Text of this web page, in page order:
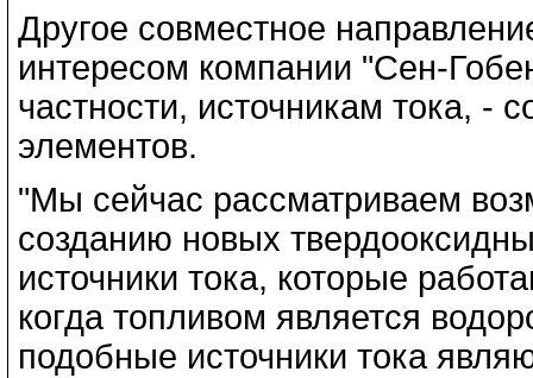
Другое совместное
интересом компании "Сен-
частности, источникам тока, -
элементов.
"Мы сейчас рассматриваем
созданию новых
источники тока, которые
когда топливом является
подобные источники тока